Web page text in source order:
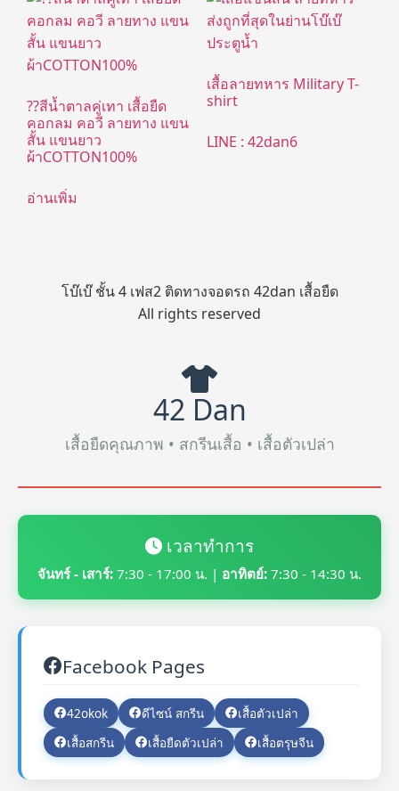
??สีน้ำตาลคู่เทา เสื้อยืด
คอกลม คอวี ลายทาง แขน
สั้น แขนยาว
ผ้าCOTTON100%
อ่านเพิ่ม
เสื้อลายทหาร Military T-
shirt
LINE : 42dan6
โบ๊เบ๊ ชั้น 4 เฟส2 ติดทางจอดรถ 42dan เสื้อยืด
All rights reserved
42 Dan
เสื้อยืดคุณภาพ • สกรีนเสื้อ • เสื้อตัวเปล่า
เวลาทำการ
จันทร์ - เสาร์: 7:30 - 17:00 น. | อาทิตย์: 7:30 - 14:30 น.
Facebook Pages
42okok ดีไซน์ สกรีน
เสื้อตัวเปล่า
เสื้อสกรีน
เสื้อยืดตัวเปล่า เสื้อตรุษจีน